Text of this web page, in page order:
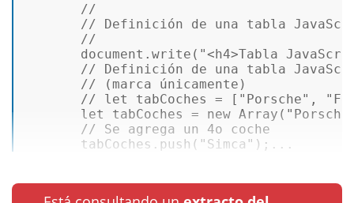
//
// Definición de una tabla
//
document . write ( "<h4>Tabla
// Definición de una tabla
// (marca únicamente)
// let tabCoches = ["Porsche",
let
tabCoches = new Array (
// Se agrega un 4o coche
tabCoches. push ( "Simca" );...